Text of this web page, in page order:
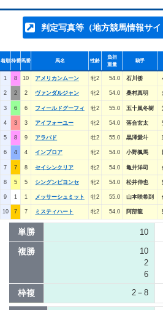
判定写真等（地方競馬情報サイ
着順枠番馬番 馬名 性齢
負担
重量
騎手
1 8 10 アメリカンムーン 牝2 54.0 石川倭
2 2 2 ヴァンダルジャン 牝2 54.0 桑村真明
3 6 6 フィールドグーフィ 牡2 55.0 五十嵐冬樹
4 3 3 アイフォーユー 牝2 54.0 落合玄太
5 8 9 アラバド 牡2 55.0 黒澤愛斗
6 4 4 インプロア 牝2 54.0 小野楓馬
7 7 8 セイシンクリア 牝2 54.0 亀井洋司
8 5 5 シングンビヨンセ 牝2 54.0 松井伸也
9 1 1 メッサーシュミット 牡2 55.0 山本咲希到
10 7 7 ミスティハート 牝2 54.0 阿部龍
単勝 10
複勝
10
2
6
枠複 2－8